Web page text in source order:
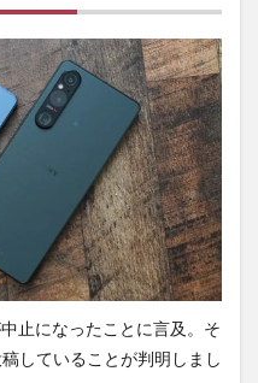
止になったことに言及。そ
していることが判明しまし